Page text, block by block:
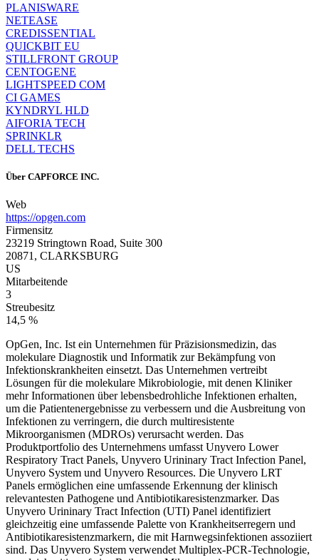
PLANISWARE
NETEASE
CREDISSENTIAL
QUICKBIT EU
STILLFRONT GROUP
CENTOGENE
LIGHTSPEED COM
CI GAMES
KYNDRYL HLD
AIFORIA TECH
SPRINKLR
DELL TECHS
Über CAPFORCE INC.
Web
https://opgen.com
Firmensitz
23219 Stringtown Road, Suite 300
20871, CLARKSBURG
US
Mitarbeitende
3
Streubesitz
14,5 %
OpGen, Inc. Ist ein Unternehmen für Präzisionsmedizin, das
molekulare Diagnostik und Informatik zur Bekämpfung von
Infektionskrankheiten einsetzt. Das Unternehmen vertreibt
Lösungen für die molekulare Mikrobiologie, mit denen Kliniker
mehr Informationen über lebensbedrohliche Infektionen erhalten,
um die Patientenergebnisse zu verbessern und die Ausbreitung von
Infektionen zu verringern, die durch multiresistente
Mikroorganismen (MDROs) verursacht werden. Das
Produktportfolio des Unternehmens umfasst Unyvero Lower
Respiratory Tract Panels, Unyvero Urininary Tract Infection Panel,
Unyvero System und Unyvero Resources. Die Unyvero LRT
Panels ermöglichen eine umfassende Erkennung der klinisch
relevantesten Pathogene und Antibiotikaresistenzmarker. Das
Unyvero Urininary Tract Infection (UTI) Panel identifiziert
gleichzeitig eine umfassende Palette von Krankheitserregern und
Antibiotikaresistenzmarkern, die mit Harnwegsinfektionen assoziiert
sind. Das Unyvero System verwendet Multiplex-PCR-Technologie,